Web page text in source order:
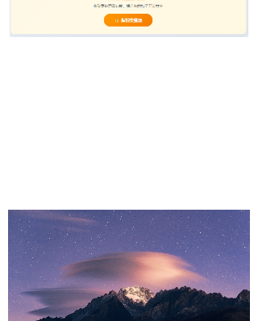
考试指导专家
投诉建议专员
https://www.coze.cn/store/agent/7643782
904799166474?
from=store_search_suggestion&bid=6k53
egrqce00q